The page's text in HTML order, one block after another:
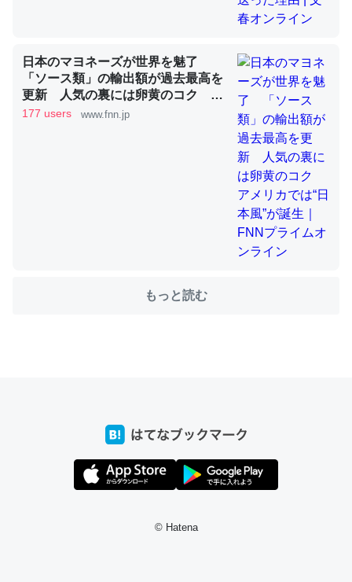
ウチもEchoを実家に置いて４年。でたまに覗いてる。ぼ
ちぼちRingも置こうかと画策中。あと、Googleマップで
位置情報を共有してる。電池残量や充電中かが分かるので
─たまにLINEするくらいだった遠方の父67歳と僕。ITツール導入で
コミュニケーションが劇的に変化した｜tayorini by LIFULL介護
とかSpotifyを支払う孝行もできる。一生で親と会える残
私も3年前ぐらいに祖母の家に設置した。ポケットWifiみ
日本のマヨネーズが世界を魅了
「ソース類」の輸出額が過去最高を
更新 人気の裏には卵黄のコク ア
メリカでは“日本風”が誕生｜FNNプ
177 users www.fnn.jp
もっと読む
© Hatena